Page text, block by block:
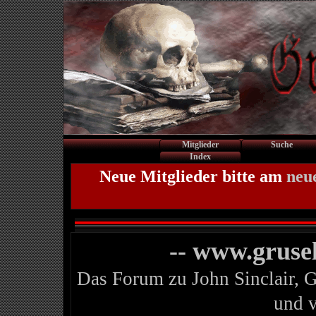
Mitglieder
Suche
Index
Neue Mitglieder bitte am
--
Das Forum zu John Sinclair,
und